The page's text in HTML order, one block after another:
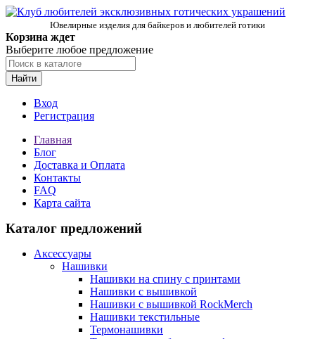
Ювелирные изделия для байкеров и любителей готики
Корзина ждет
Выберите любое предложение
Найти
Вход
Регистрация
Главная
Блог
Доставка и Оплата
Контакты
FAQ
Карта сайта
Каталог предложений
Аксессуары
Нашивки
Нашивки на спину с принтами
Нашивки с вышивкой
Нашивки с вышивкой RockMerch
Нашивки текстильные
Термонашивки